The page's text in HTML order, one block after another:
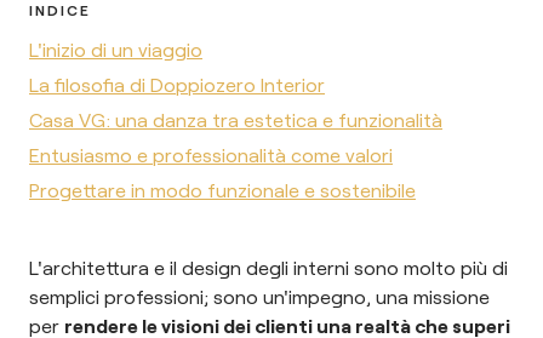
INDICE
L'inizio di un viaggio
La filosofia di Doppiozero Interior
Casa VG: una danza tra estetica e funzionalità
Entusiasmo e professionalità come valori
Progettare in modo funzionale e sostenibile
L'architettura e il design degli interni sono molto più di
semplici professioni; sono un'impegno, una missione
per rendere le visioni dei clienti una realtà che superi